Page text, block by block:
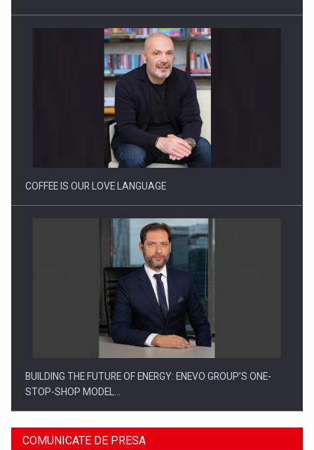
Proteinmaxxing and the Future of Protein Demand
COFFEE IS OUR LOVE LANGUAGE
BUILDING THE FUTURE OF ENERGY: ENEVO GROUP’S ONE-
STOP-SHOP MODEL…
COMUNICATE DE PRESA